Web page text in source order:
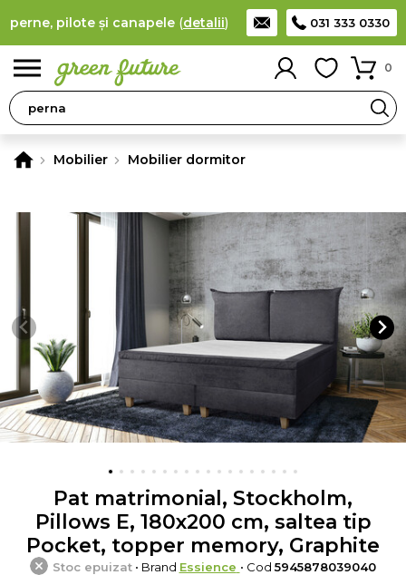
pilote și canapele(detalii) Producător român de
031 333 0330
0
Mobilier Mobilier dormitor
Pat matrimonial, Stockholm,
Pillows E, 180x200 cm, saltea tip
Pocket, topper memory, Graphite
Stoc epuizat• Brand Essience • Cod5945878039040